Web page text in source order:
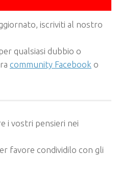
iscriviti al nostro
qualsiasi dubbio o
community Facebook o
i vostri pensieri nei
favore condividilo con gli